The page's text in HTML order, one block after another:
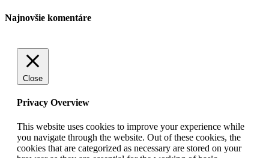
Najnovšie komentáre
Close
Privacy Overview
This website uses cookies to improve your experience while
you navigate through the website. Out of these cookies, the
cookies that are categorized as necessary are stored on your